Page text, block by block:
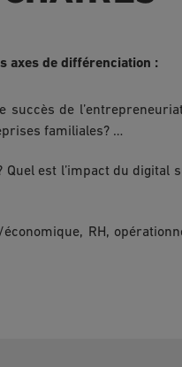
axes de différenciation :
de
familiales? …
est l’impact du digital
RH,